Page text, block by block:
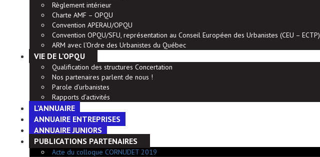
Règlement intérieur
Charte AMF – OPQU
Convention APERAU/OPQU
Convention OPQU/SFU, représentation au Conseil Européen des Urbanistes (CEU – ECTP)
ARM avec l’Ordre des Urbanistes du Québec
VIE DE L’OPQU
Qualification des structures Concertation
Nos partenaires parlent de nous !
Parole d’urbanistes
Rapports d’activités
L’ANNUAIRE
ANNUAIRE ENTREPRISES
ANNUAIRE JUNIORS
PUBLICATIONS PARTENAIRES
Acte du colloque CORNUDET 2019